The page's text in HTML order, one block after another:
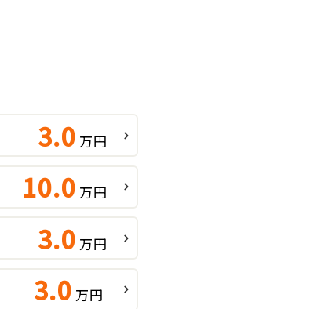
3.0 万円
10.0 万円
3.0 万円
3.0 万円